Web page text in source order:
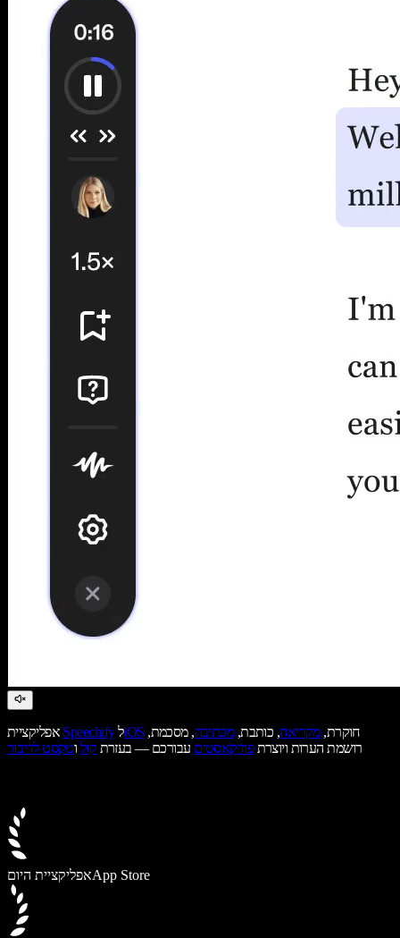
אפליקציית Speechify לiOS חוקרת,מקריאה, כותבת,מכתיבה, מסכמת,
רושמת הערות ויוצרתפודקאסטים עבורכם — בעזרת קול וטקסט לדיבור
אפליקציית היוםApp Store